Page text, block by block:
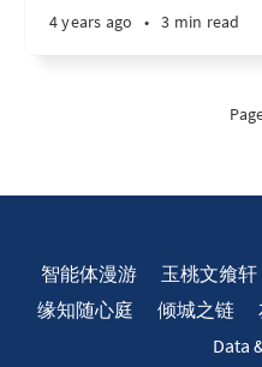
4 years ago • 3 min read
智能体漫游 玉桃文飨轩
缘知随心庭
倾城之链
Data